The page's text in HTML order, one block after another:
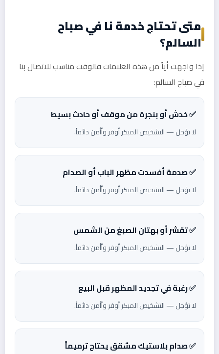
متى تحتاج خدمة نا في صباح
السالم؟
إذا واجهت أياً من هذه العلامات فالوقت مناسب للاتصال بنا
في صباح السالم:
✅ خدش أو بنجرة من موقف أو حادث بسيط
لا تؤجل — التشخيص المبكر أوفر وأأمن دائماً.
✅ صدمة أفسدت مظهر الباب أو الصدام
لا تؤجل — التشخيص المبكر أوفر وأأمن دائماً.
✅ تقشر أو بهتان الصبغ من الشمس
لا تؤجل — التشخيص المبكر أوفر وأأمن دائماً.
✅ رغبة في تجديد المظهر قبل البيع
لا تؤجل — التشخيص المبكر أوفر وأأمن دائماً.
✅ صدام بلاستيك مشقق يحتاج ترميماً